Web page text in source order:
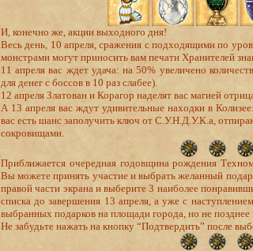
И, конечно же, акции выходного дня!
Весь день, 10 апреля, сражения с подходящими по
монстрами могут приносить вам печати Хранителей
11 апреля вас ждет удача: на 50% увеличено
для денег с боссов в 10 раз слабее).
12 апреля Златован и Корагор наделят вас магией
А 13 апреля вас ждут удивительные находки в
вас есть шанс заполучить ключ от С.У.Н.Д.У.К.а,
сокровищами.
Приближается очередная годовщина рождения
Вы можете принять участие и выбрать желанный
правой части экрана и выберите 3 наиболее
списка до завершения 13 апреля, а уже с
выбранных подарков на площади города, но не позднее
Не забудьте нажать на кнопку “Подтвердить” после